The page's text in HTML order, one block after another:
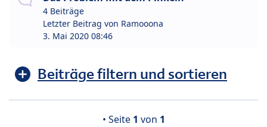
4 Beiträge
Letzter Beitrag von Ramooona
3. Mai 2020 08:46
Beiträge filtern und sortieren
• Seite 1 von 1